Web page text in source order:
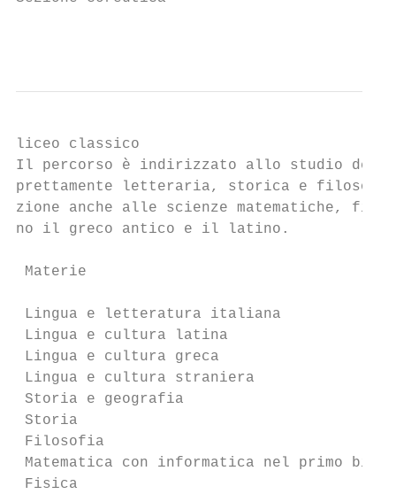
liceo classico
Il percorso è indirizzato allo studio
prettamente letteraria, storica e
zione anche alle scienze matematiche,
no il greco antico e il latino.
Materie
Lingua e letteratura italiana
Lingua e cultura latina
Lingua e cultura greca
Lingua e cultura straniera
Storia e geografia
Storia
Filosofia
Matematica con informatica nel
Fisica